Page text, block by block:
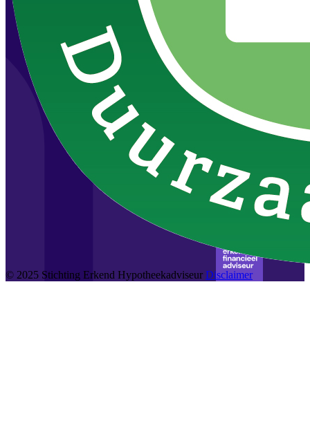
© 2025 Stichting Erkend Hypotheekadviseur Disclaimer